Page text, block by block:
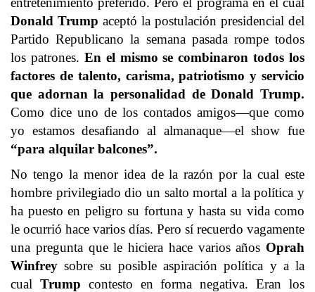
Donald Trump aceptó la postulación presidencial del
Partido Republicano la semana pasada rompe todos
los patrones. En el mismo se combinaron todos los
factores de talento, carisma, patriotismo y servicio
que adornan la personalidad de Donald Trump.
Como dice uno de los contados amigos—que como
yo estamos desafiando al almanaque—el show fue
“para alquilar balcones”.
No tengo la menor idea de la razón por la cual este
hombre privilegiado dio un salto mortal a la política y
ha puesto en peligro su fortuna y hasta su vida como
le ocurrió hace varios días. Pero sí recuerdo vagamente
una pregunta que le hiciera hace varios años Oprah
Winfrey sobre su posible aspiración política y a la
cual Trump contesto en forma negativa. Eran los